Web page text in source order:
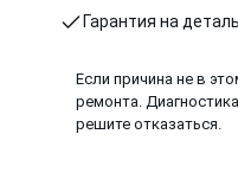
Гарантия на
Если причина не в
ремонта.
решите отказаться.